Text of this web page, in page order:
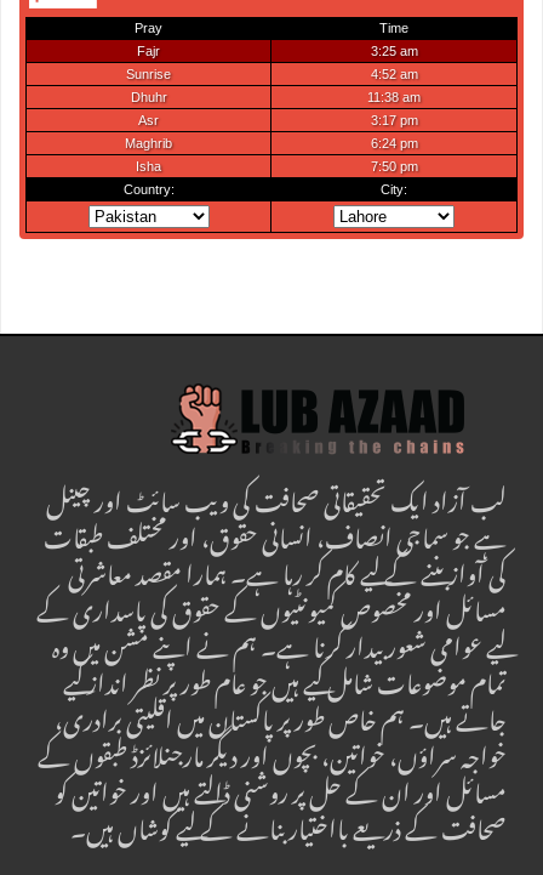
لب آزاد ایک تحقیقاتی صحافت کی ویب سائٹ اور چینل
ہے جو سماجی انصاف، انسانی حقوق، اور مختلف طبقات
کی آواز بننے کے لیے کام کر رہا ہے۔ ہمارا مقصد معاشرتی
مسائل اور مخصوص کمیونٹیوں کے حقوق کی پاسداری کے
لیے عوامی شعور بیدار کرنا ہے۔ ہم نے اپنے مشن میں وہ
تمام موضوعات شامل کیے ہیں جو عام طور پر نظر انداز کیے
جاتے ہیں۔ ہم خاص طور پر پاکستان میں اقلیتی برادری،
خواجہ سراؤں، خواتین، بچوں اور دیگر مارجنلائزڈ طبقوں کے
مسائل اور ان کے حل پر روشنی ڈالتے ہیں اور خواتین کو
صحافت کے ذریعے بااختیار بنانے کے لیے کوشاں ہیں۔